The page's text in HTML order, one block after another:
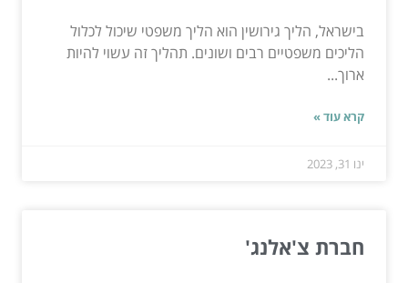
בישראל, הליך גירושין הוא הליך משפטי שיכול לכלול
הליכים משפטיים רבים ושונים. תהליך זה עשוי להיות
ארוך...
קרא עוד »
ינו 31, 2023
חברת צ'אלנג'